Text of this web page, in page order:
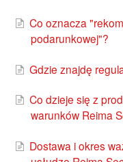
Co oznacza
podarunkowej"?
Gdzie znajdę
Co dzieje się z
warunków Reima
Dostawa i okres